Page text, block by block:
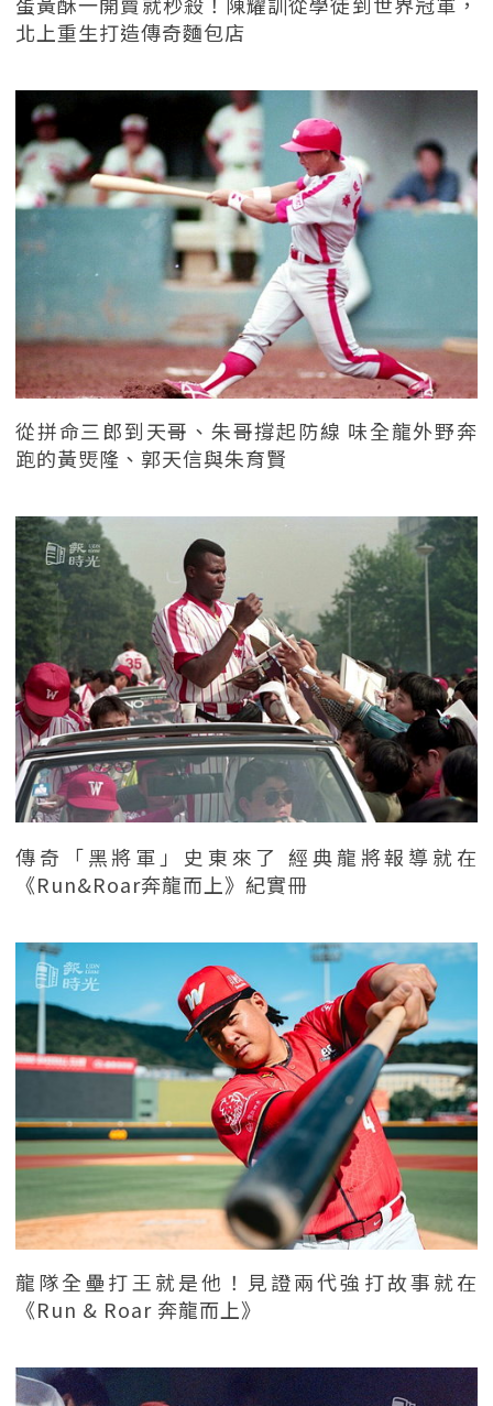
北上重生打造傳奇麵包店
從拼命三郎到天哥、朱哥撐起防線 味全龍外野奔
跑的黃煚隆、郭天信與朱育賢
傳奇「黑將軍」史東來了 經典龍將報導就在
《Run&Roar奔龍而上》紀實冊
龍隊全壘打王就是他！見證兩代強打故事就在
《Run & Roar 奔龍而上》